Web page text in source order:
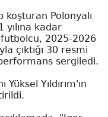
koşturan Polonyalı
yılına kadar
2025-2026
çıktığı 30 resmi
sergiledi.
Yıldırım'ın